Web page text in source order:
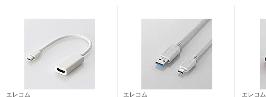
エレコム
エレコム
エレコム